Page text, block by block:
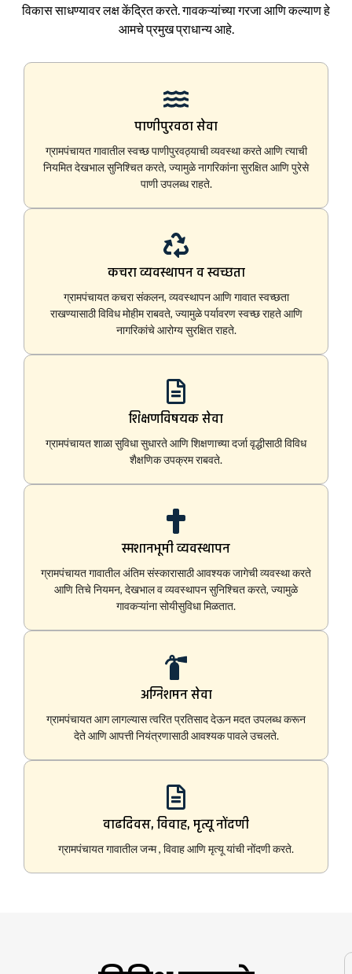
विकास साधण्यावर लक्ष केंद्रित करते. गावकऱ्यांच्या गरजा आणि कल्याण हे
आमचे प्रमुख प्राधान्य आहे.
पाणीपुरवठा सेवा
ग्रामपंचायत गावातील स्वच्छ पाणीपुरवठ्याची व्यवस्था करते आणि त्याची
नियमित देखभाल सुनिश्चित करते, ज्यामुळे नागरिकांना सुरक्षित आणि पुरेसे
पाणी उपलब्ध राहते.
कचरा व्यवस्थापन व स्वच्छता
ग्रामपंचायत कचरा संकलन, व्यवस्थापन आणि गावात स्वच्छता
राखण्यासाठी विविध मोहीम राबवते, ज्यामुळे पर्यावरण स्वच्छ राहते आणि
नागरिकांचे आरोग्य सुरक्षित राहते.
शिक्षणविषयक सेवा
ग्रामपंचायत शाळा सुविधा सुधारते आणि शिक्षणाच्या दर्जा वृद्धीसाठी विविध
शैक्षणिक उपक्रम राबवते.
स्मशानभूमी व्यवस्थापन
ग्रामपंचायत गावातील अंतिम संस्कारासाठी आवश्यक जागेची व्यवस्था करते
आणि तिचे नियमन, देखभाल व व्यवस्थापन सुनिश्चित करते, ज्यामुळे
गावकऱ्यांना सोयीसुविधा मिळतात.
अग्निशमन सेवा
ग्रामपंचायत आग लागल्यास त्वरित प्रतिसाद देऊन मदत उपलब्ध करून
देते आणि आपत्ती नियंत्रणासाठी आवश्यक पावले उचलते.
वाढदिवस, विवाह, मृत्यू नोंदणी
ग्रामपंचायत गावातील जन्म , विवाह आणि मृत्यू यांची नोंदणी करते.